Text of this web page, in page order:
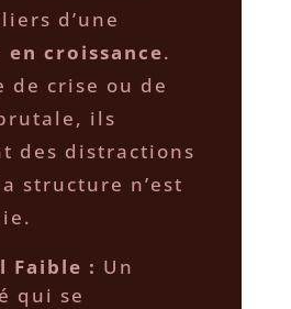
d’une
en croissance.
de crise ou de
ils
des distractions
structure n’est
Faible : Un
qui se